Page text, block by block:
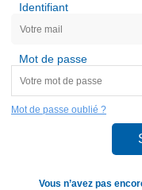
Identifiant
Mot de passe
Mot de passe oublié ?
Vous n’avez pas